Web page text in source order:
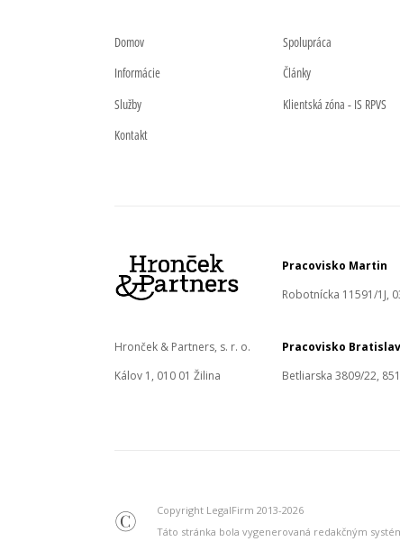
Domov
Informácie
Služby
Kontakt
Spolupráca
Články
Klientská zóna - IS RPVS
Pracovisko Martin
Robotnícka 11591/1J,
Hronček & Partners, s. r. o.
Kálov 1, 010 01 Žilina
Pracovisko
Betliarska 3809/22,
©
Copyright LegalFirm 2013-2026
Táto stránka bola vygenerovaná redakčným